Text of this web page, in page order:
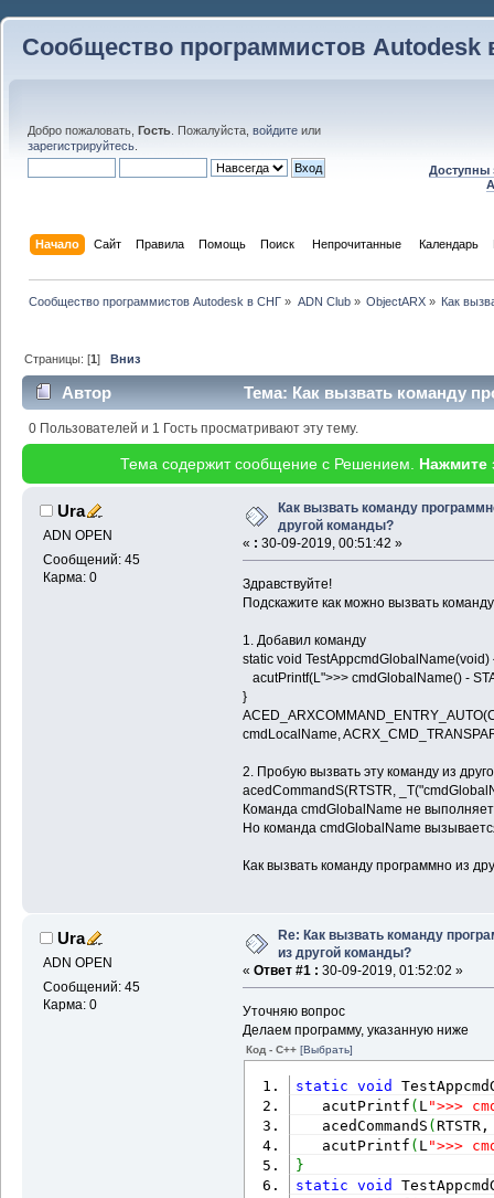
Сообщество программистов Autodesk
Добро пожаловать, Гость . Пожалуйста, войдите или
зарегистрируйтесь
Доступны
Начало Сайт Правила Помощь Поиск Непрочитанные Календарь
Сообщество программистов Autodesk в СНГ » ADN Club» ObjectARX» Как
Страницы: [1]Вниз
Автор
Тема: Как вызвать команду
(Прочитано 43013 раз)
0 Пользователей и 1 Гость просматривают эту тему.
Тема содержит сообщение с Решением. Нажмите
Ura
ADN OPEN
Сообщений: 45
Карма: 0
Как вызвать команду
другой команды?
« : 30-09-2019, 00:51:42 »
Здравствуйте!
Подскажите как можно вызвать
1. Добавил команду
static void TestAppcmdGlobalName(void)
acutPrintf(L">>> cmdGlobalName() -
}
cmdLocalName,
2. Пробую вызвать эту команду из
acedCommandS(RTSTR,
Команда cmdGlobalName не
Но команда cmdGlobalName
Как вызвать команду программно из
Ura
ADN OPEN
Сообщений: 45
Карма: 0
Re: Как вызвать команду
из другой команды?
« Ответ #1 : 30-09-2019, 01:52:02 »
Уточняю вопрос
Делаем программу, указанную ниже
Код - C++ [Выбрать]
static void
acutPrintf ( L ">>>
acedCommandS (
acutPrintf ( L ">>>
}
static
void